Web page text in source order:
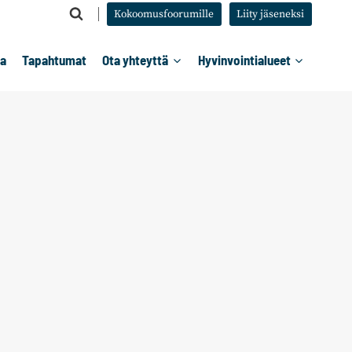
Kokoomusfoorumille Liity jäseneksi
Tapahtumat Ota yhteyttä Hyvinvointialueet